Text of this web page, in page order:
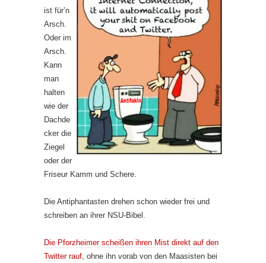
ist für’n
Arsch.
Oder im
Arsch.
Kann
man
halten
wie der
Dachde
cker die
Ziegel
oder der
Friseur Kamm und Schere.
Die Antiphantasten drehen schon wieder frei und
schreiben an ihrer NSU-Bibel.
Die Pforzheimer scheißen ihren Mist direkt auf den
Twitter rauf , ohne ihn vorab von den Maasisten bei